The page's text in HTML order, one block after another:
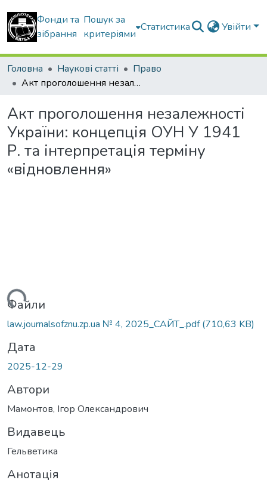
Фонди та
зібрання
Пошук за
критеріями
Статистика Увійти
Головна Наукові статті
Право
Акт проголошення незалежності України: концепція ОУН У 1941 Р. та інтерпретація терміну «відновлення»
Акт проголошення незалежності
України: концепція ОУН У 1941
Р. та інтерпретація терміну
«відновлення»
Файли
law.journalsofznu.zp.ua № 4, 2025_САЙТ_.pdf(710,63 KB)
Дата
2025-12-29
Автори
Мамонтов, Ігор Олександрович
Видавець
Гельветика
Анотація